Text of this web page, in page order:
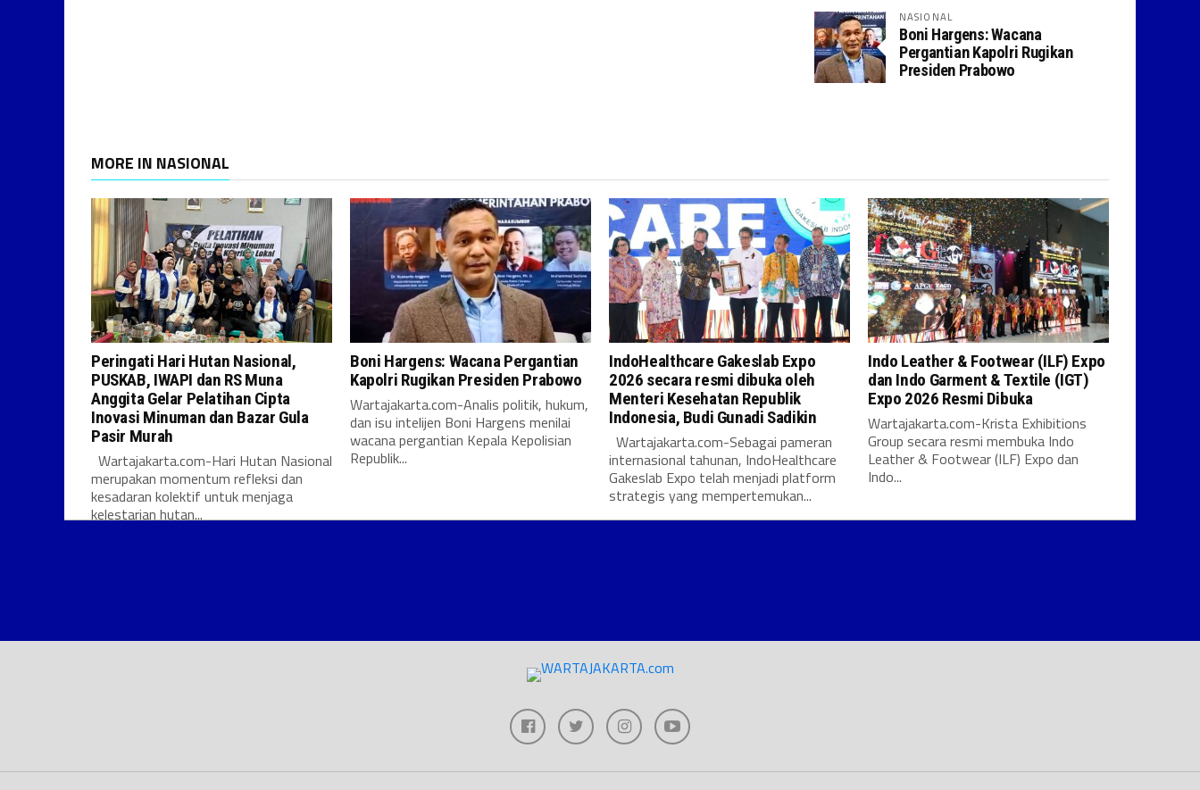
NASIONAL
Boni Hargens: Wacana
Pergantian Kapolri Rugikan
Presiden Prabowo
MORE IN NASIONAL
Peringati Hari Hutan Nasional,
PUSKAB, IWAPI dan RS Muna
Anggita Gelar Pelatihan Cipta
Inovasi Minuman dan Bazar Gula
Pasir Murah
Wartajakarta.com-Hari Hutan Nasional
merupakan momentum refleksi dan
kesadaran kolektif untuk menjaga
kelestarian hutan...
Boni Hargens: Wacana Pergantian
Kapolri Rugikan Presiden Prabowo
Wartajakarta.com-Analis politik, hukum,
dan isu intelijen Boni Hargens menilai
wacana pergantian Kepala Kepolisian
Republik...
IndoHealthcare Gakeslab Expo
2026 secara resmi dibuka oleh
Menteri Kesehatan Republik
Indonesia, Budi Gunadi Sadikin
Wartajakarta.com-Sebagai pameran
internasional tahunan, IndoHealthcare
Gakeslab Expo telah menjadi platform
strategis yang mempertemukan...
Indo Leather & Footwear (ILF) Expo
dan Indo Garment & Textile (IGT)
Expo 2026 Resmi Dibuka
Wartajakarta.com-Krista Exhibitions
Group secara resmi membuka Indo
Leather & Footwear (ILF) Expo dan
Indo...